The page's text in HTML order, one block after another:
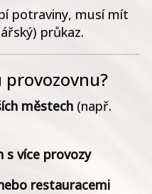
potraviny, musí mít
průkaz.
provozovnu?
městech (např.
s více provozy
restauracemi